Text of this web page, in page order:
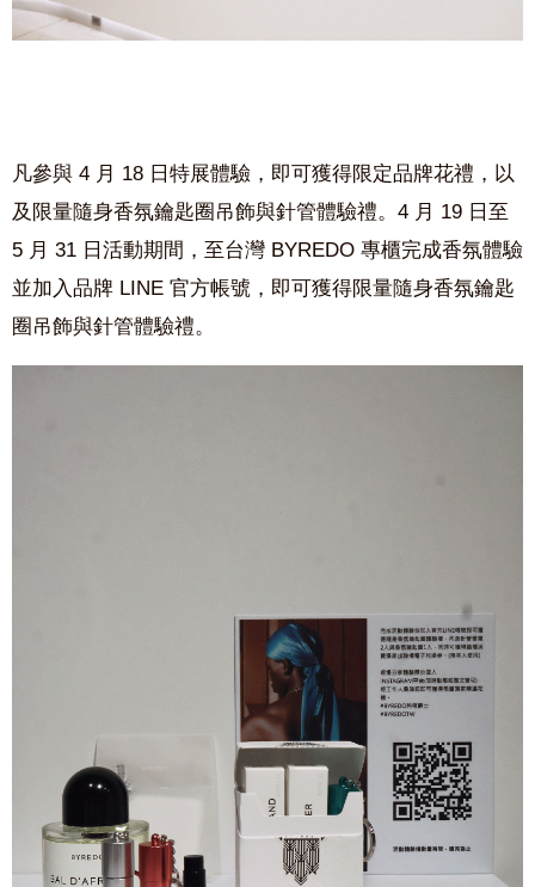
凡參與 4 月 18 日特展體驗，即可獲得限定品牌花禮，以
及限量隨身香氛鑰匙圈吊飾與針管體驗禮。4 月 19 日至
5 月 31 日活動期間，至台灣 BYREDO 專櫃完成香氛體驗
並加入品牌 LINE 官方帳號，即可獲得限量隨身香氛鑰匙
圈吊飾與針管體驗禮。